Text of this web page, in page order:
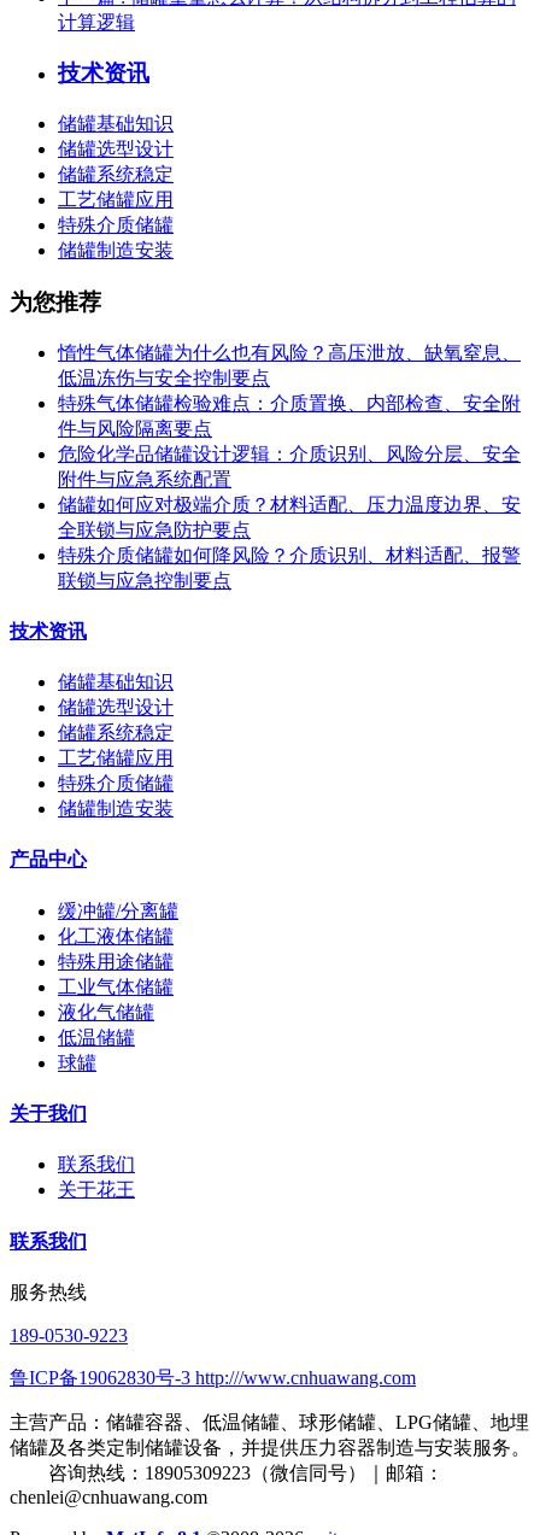
计算逻辑
技术资讯
储罐基础知识
储罐选型设计
储罐系统稳定
工艺储罐应用
特殊介质储罐
储罐制造安装
为您推荐
惰性气体储罐为什么也有风险？高压泄放、缺氧窒息、
低温冻伤与安全控制要点
特殊气体储罐检验难点：介质置换、内部检查、安全附
件与风险隔离要点
危险化学品储罐设计逻辑：介质识别、风险分层、安全
附件与应急系统配置
储罐如何应对极端介质？材料适配、压力温度边界、安
全联锁与应急防护要点
特殊介质储罐如何降风险？介质识别、材料适配、报警
联锁与应急控制要点
技术资讯
储罐基础知识
储罐选型设计
储罐系统稳定
工艺储罐应用
特殊介质储罐
储罐制造安装
产品中心
缓冲罐/分离罐
化工液体储罐
特殊用途储罐
工业气体储罐
液化气储罐
低温储罐
球罐
关于我们
联系我们
关于花王
联系我们
服务热线
189-0530-9223
鲁ICP备19062830号-3 http:///www.cnhuawang.com
主营产品：储罐容器、低温储罐、球形储罐、LPG储罐、地埋
储罐及各类定制储罐设备，并提供压力容器制造与安装服务。
咨询热线：18905309223（微信同号）｜邮箱：
chenlei@cnhuawang.com